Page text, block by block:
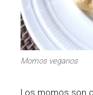
¡A dipear!
Segundos
Momos veganos
Los momos son